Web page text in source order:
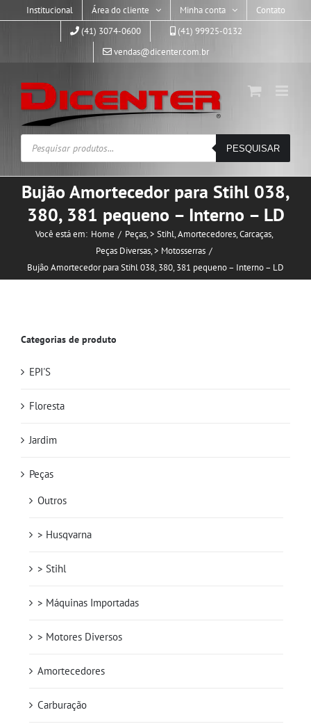
Institucional Área do cliente Minha conta
Contato
(41) 3074-0600
(41) 99925-0132
vendas@dicenter.com.br
Pesquisar
produtos
PESQUISAR
Bujão Amortecedor para Stihl 038,
380, 381 pequeno – Interno – LD
Você está em: Home Peças > Stihl Amortecedores Carcaças
Peças Diversas > Motosserras
Bujão Amortecedor para Stihl 038, 380, 381 pequeno – Interno – LD
Categorias de produto
EPI'S
Floresta
Jardim
Peças
Outros
> Husqvarna
> Stihl
> Máquinas Importadas
> Motores Diversos
Amortecedores
Carburação